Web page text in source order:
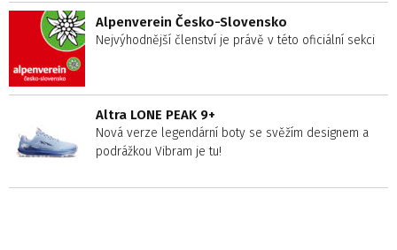
Alpenverein Česko-Slovensko
Nejvýhodnější členství je právě v této oficiální sekci
Altra LONE PEAK 9+
Nová verze legendární boty se svěžím designem a
podrážkou Vibram je tu!